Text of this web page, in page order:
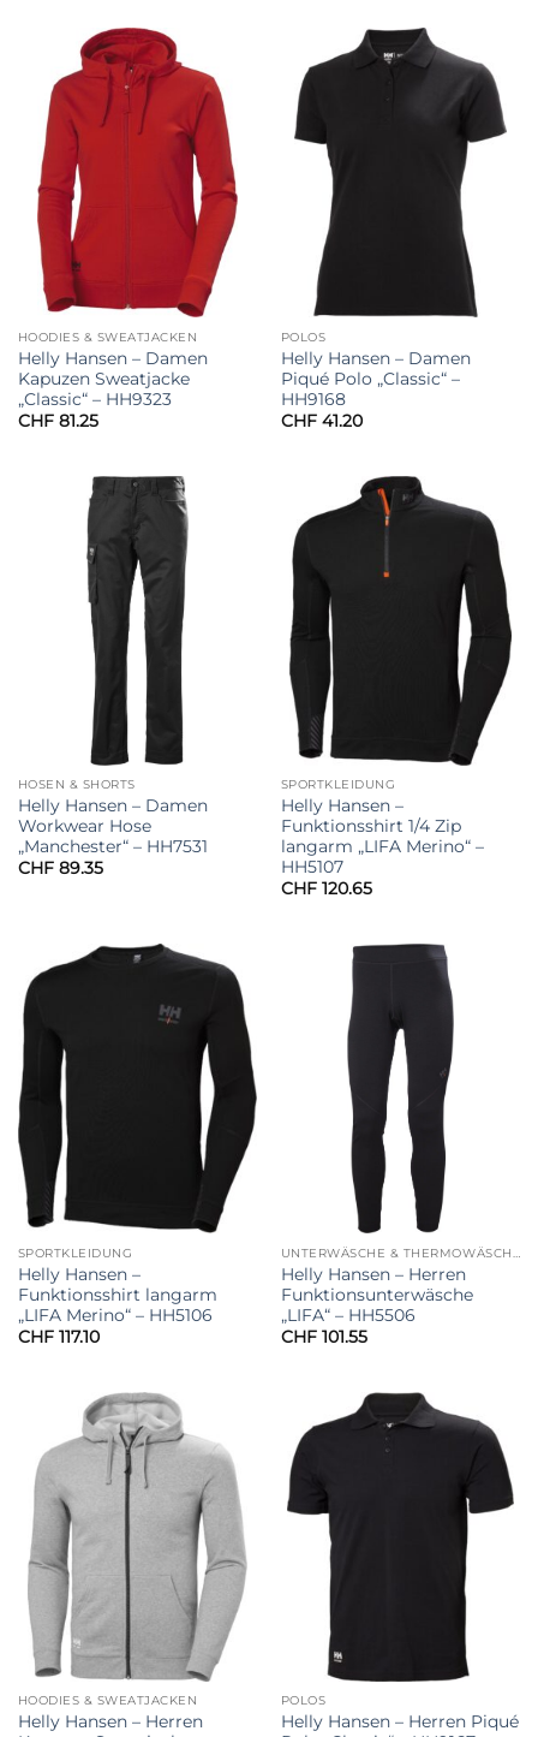
HOODIES & SWEATJACKEN
Helly Hansen – Damen
Kapuzen Sweatjacke
„Classic“ – HH9323
CHF81.25
POLOS
Helly Hansen – Damen
Piqué Polo „Classic“ –
HH9168
CHF41.20
HOSEN & SHORTS
Helly Hansen – Damen
Workwear Hose
„Manchester“ – HH7531
CHF89.35
SPORTKLEIDUNG
Helly Hansen –
Funktionsshirt 1/4 Zip
langarm „LIFA Merino“ –
HH5107
CHF120.65
SPORTKLEIDUNG
Helly Hansen –
Funktionsshirt langarm
„LIFA Merino“ – HH5106
CHF117.10
UNTERWÄSCHE & THERMOWÄSCHE
Helly Hansen – Herren
Funktionsunterwäsche
„LIFA“ – HH5506
CHF101.55
HOODIES & SWEATJACKEN
Helly Hansen – Herren
POLOS
Helly Hansen – Herren Piqué